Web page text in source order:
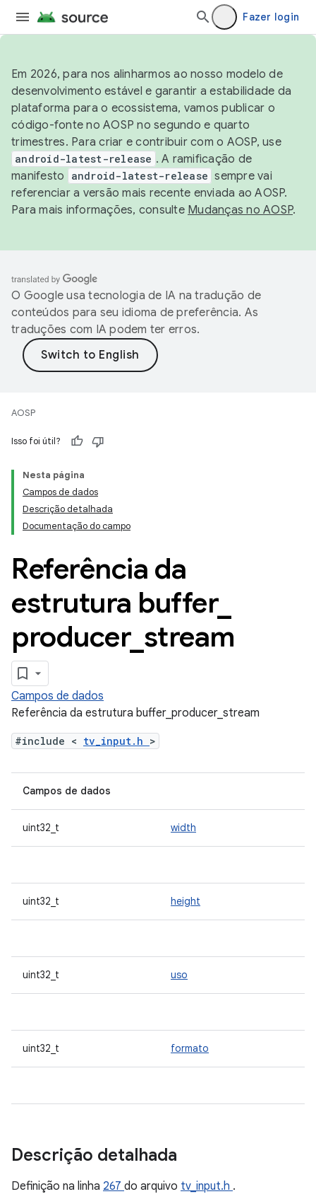
Fazer login
Em 2026, para nos alinharmos ao nosso modelo de
desenvolvimento estável e garantir a estabilidade da
plataforma para o ecossistema, vamos publicar o
código-fonte no AOSP no segundo e quarto
trimestres. Para criar e contribuir com o AOSP, use
android-latest-release . A ramificação de
manifesto
android-latest-release sempre vai
referenciar a versão mais recente enviada ao AOSP.
Para mais informações, consulte Mudanças no AOSP.
O Google usa tecnologia de IA na tradução de
conteúdos para seu idioma de preferência. As
traduções com IA podem ter erros.
AOSP
Isso foi útil?
Nesta página
Campos de dados
Descrição detalhada
Documentação do campo
Referência da
estrutura buffer_
producer_ stream
Campos de dados
Referência da estrutura buffer_producer_stream
#include < tv_input.h >
Campos de dados
uint32_t width
uint32_t height
uint32_t uso
uint32_t formato
Descrição detalhada
Definição na linha 267 do arquivo tv_input.h .